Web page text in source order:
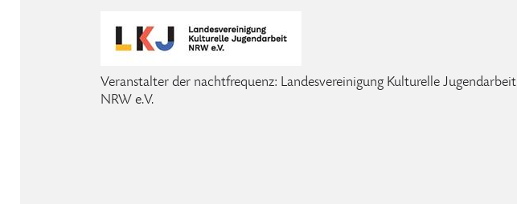
Veranstalter der nachtfrequenz: Landesvereinigung Kulturelle Jugendarbeit
NRW e.V.